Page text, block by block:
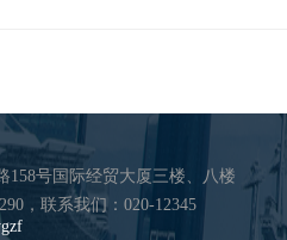
158号国际经贸大厦三楼、八楼
，联系我们：020-12345